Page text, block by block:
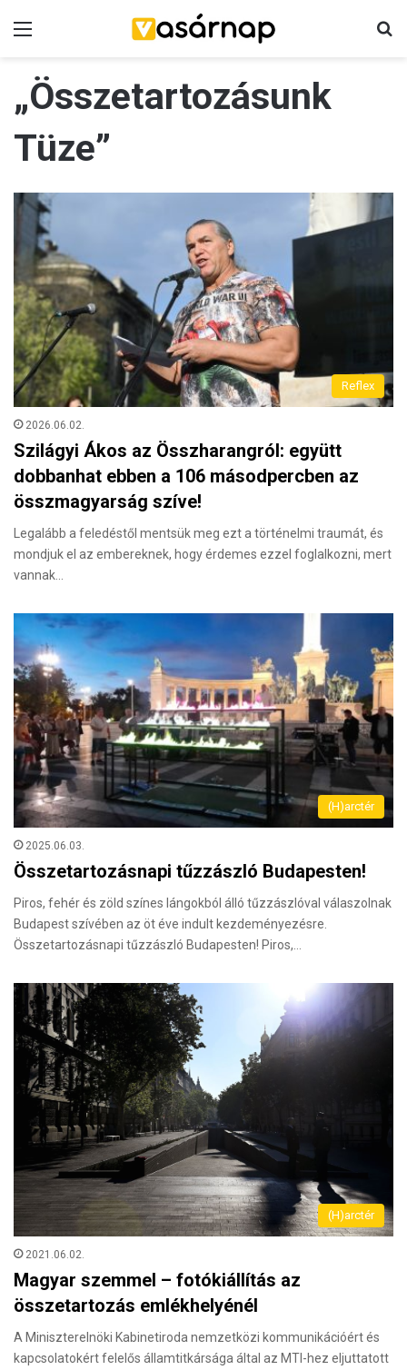
„Összetartozásunk
Tüze”
Reflex
2026.06.02.
Szilágyi Ákos az Összharangról: együtt
dobbanhat ebben a 106 másodpercben az
összmagyarság szíve!
Legalább a feledéstől mentsük meg ezt a történelmi traumát, és
mondjuk el az embereknek, hogy érdemes ezzel foglalkozni, mert
vannak…
(H)arctér
2025.06.03.
Összetartozásnapi tűzzászló Budapesten!
Piros, fehér és zöld színes lángokból álló tűzzászlóval válaszolnak
Budapest szívében az öt éve indult kezdeményezésre.
Összetartozásnapi tűzzászló Budapesten! Piros,…
(H)arctér
2021.06.02.
Magyar szemmel – fotókiállítás az
összetartozás emlékhelyénél
A Miniszterelnöki Kabinetiroda nemzetközi kommunikációért és
kapcsolatokért felelős államtitkársága által az MTI-hez eljuttatott